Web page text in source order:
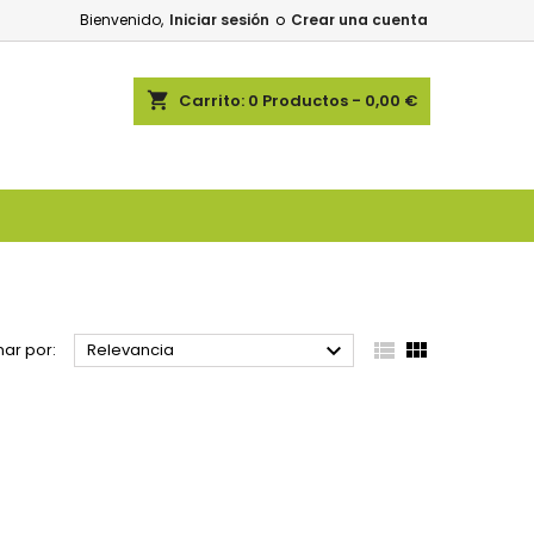
Bienvenido, Iniciar sesión o Crear una cuenta
shopping_cart Carrito: 0 Productos - 0,00 €
por: Relevancia   